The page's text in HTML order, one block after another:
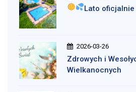
Lato
2026-03-26
Zdrowych i
Wielkanocnych